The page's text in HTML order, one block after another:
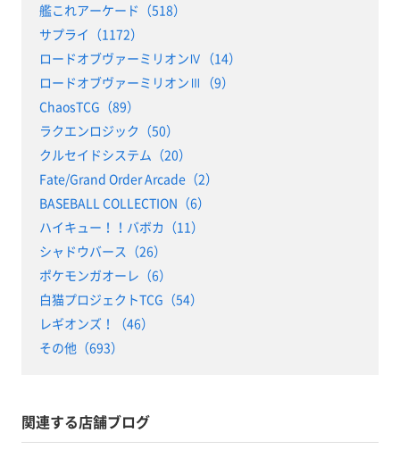
艦これアーケード（518）
サプライ（1172）
ロードオブヴァーミリオンⅣ（14）
ロードオブヴァーミリオンⅢ（9）
ChaosTCG（89）
ラクエンロジック（50）
クルセイドシステム（20）
Fate/Grand Order Arcade（2）
BASEBALL COLLECTION（6）
ハイキュー！！バボカ（11）
シャドウバース（26）
ポケモンガオーレ（6）
白猫プロジェクトTCG（54）
レギオンズ！（46）
その他（693）
関連する店舗ブログ